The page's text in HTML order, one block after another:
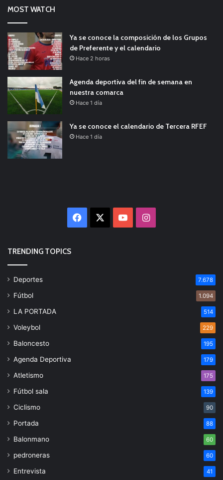
MOST WATCH
Ya se conoce la composición de los Grupos
de Preferente y el calendario
Hace 2 horas
Agenda deportiva del fin de semana en
nuestra comarca
Hace 1 día
Ya se conoce el calendario de Tercera RFEF
Hace 1 día
Facebook YouTubeInstagram
TRENDING TOPICS
Deportes 7.678
Fútbol 1.094
LA PORTADA 514
Voleybol 229
Baloncesto 195
Agenda Deportiva 179
Atletismo 175
Fútbol sala 139
Ciclismo 90
Portada 88
Balonmano 60
pedroneras 60
Entrevista 41